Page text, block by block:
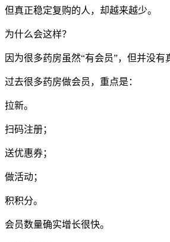
但真正稳定复购的人，却越来越少。
为什么会这样？
因为很多药房虽然“有会员”，但并没有
过去很多药房做会员，重点是：
拉新。
扫码注册；
送优惠券；
做活动；
积积分。
会员数量确实增长很快。